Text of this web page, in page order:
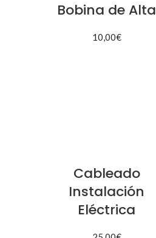
Bobina de Alta
10,00€
Cableado
Instalación
Eléctrica